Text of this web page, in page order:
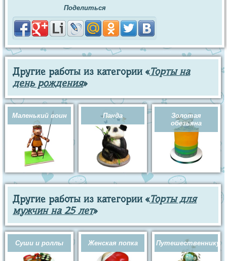
Поделиться
Другие работы из категории «Торты на
день рождения»
Маленький воин Панда
Золотая
обезьяна
Другие работы из категории «Торты для
мужчин на 25 лет»
Суши и роллы Женская попка Путешественнику